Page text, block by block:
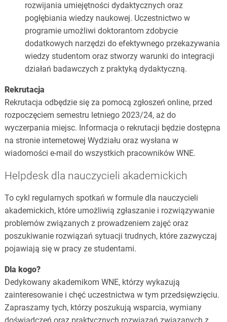
rozwijania umiejętności dydaktycznych oraz
pogłębiania wiedzy naukowej. Uczestnictwo w
programie umożliwi doktorantom zdobycie
dodatkowych narzędzi do efektywnego przekazywania
wiedzy studentom oraz stworzy warunki do integracji
działań badawczych z praktyką dydaktyczną.
Rekrutacja
Rekrutacja odbędzie się za pomocą zgłoszeń online, przed
rozpoczęciem semestru letniego 2023/24, aż do
wyczerpania miejsc. Informacja o rekrutacji będzie dostępna
na stronie internetowej Wydziału oraz wysłana w
wiadomości e-mail do wszystkich pracowników WNE.
Helpdesk dla nauczycieli akademickich
To cykl regularnych spotkań w formule dla nauczycieli
akademickich, które umożliwią zgłaszanie i rozwiązywanie
problemów związanych z prowadzeniem zajęć oraz
poszukiwanie rozwiązań sytuacji trudnych, które zazwyczaj
pojawiają się w pracy ze studentami.
Dla kogo?
Dedykowany akademikom WNE, którzy wykazują
zainteresowanie i chęć uczestnictwa w tym przedsięwzięciu.
Zapraszamy tych, którzy poszukują wsparcia, wymiany